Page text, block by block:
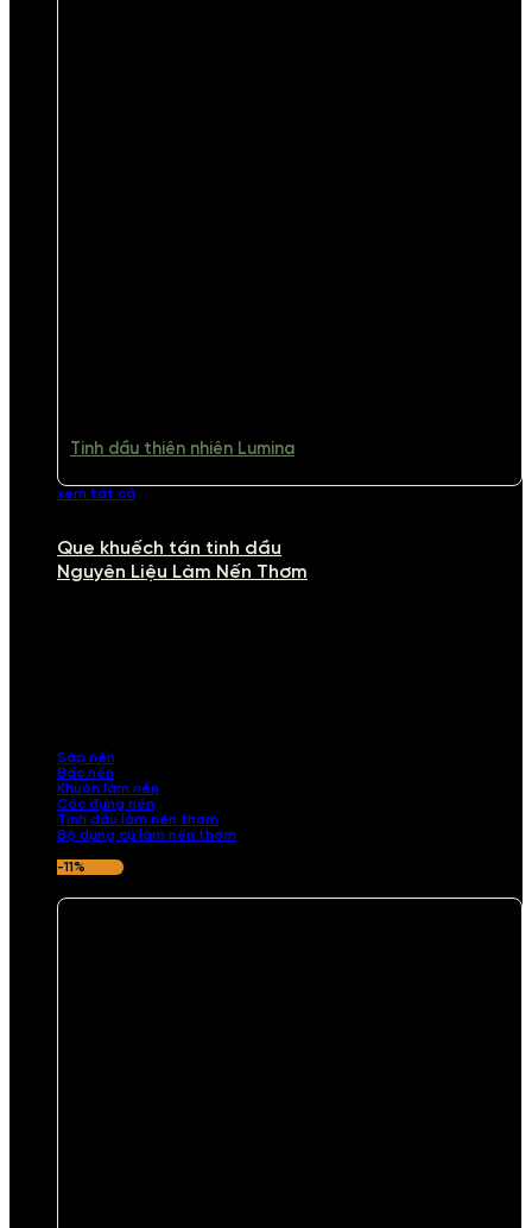
Tinh dầu thiên nhiên Lumina
xem tất cả
Que khuếch tán tinh dầu
Nguyên Liệu Làm Nến Thơm
Sáp nến
Bấc nến
Khuôn làm nến
Cốc đựng nến
Tinh dầu làm nến thơm
Bộ dụng cụ làm nến thơm
-11%